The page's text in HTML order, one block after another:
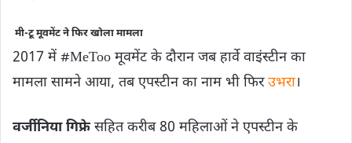
मी-टू मूवमेंट ने फिर खोला मामला
2017 में #MeToo मूवमेंट के दौरान जब हार्वे वाइंस्टीन का
मामला सामने आया, तब एपस्टीन का नाम भी फिरउभरा।
वर्जीनिया गिफ्रे सहित करीब 80 महिलाओं ने एपस्टीन के